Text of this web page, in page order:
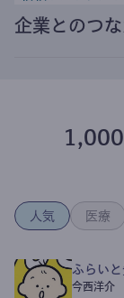
企業とのつ
人気 医療
ふらい
今西洋介